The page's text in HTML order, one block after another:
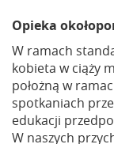
Opieka
W ramach
kobieta w ciąży
położną w
spotkaniach
edukacji
W naszych